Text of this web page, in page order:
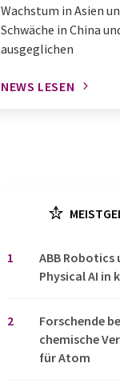
Wachstum in Asien
Schwäche in China
ausgeglichen
NEWS LESEN
1
​​​​​​​ABB Robotics
Physical AI in
2
Forschende
chemische
für Atom